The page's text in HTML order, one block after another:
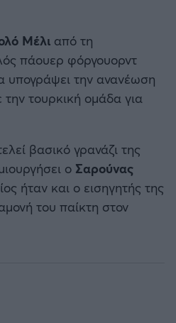
Μέλι από τη
πάουερ φόργουορντ
υπογράψει την ανανέωση
τουρκική ομάδα για
βασικό γρανάζι της
ο Σαρούνας
ήταν και ο εισηγητής της
του παίκτη στον